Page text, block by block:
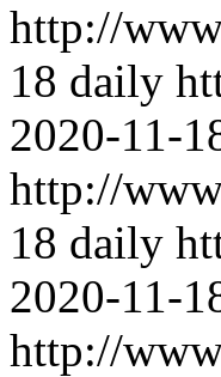
http://
18 daily
2020-11-
http://
18 daily
2020-11-
http://